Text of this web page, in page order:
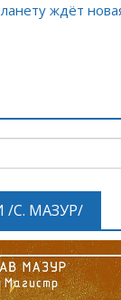
ждёт
/С. МАЗУР/